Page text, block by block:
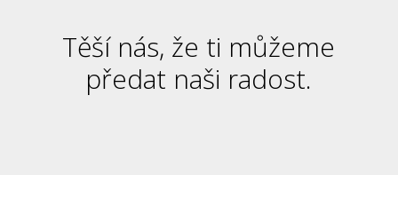
Těší nás, že ti můžeme
předat naši radost.